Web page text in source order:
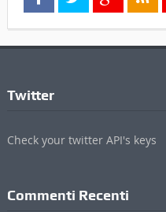
Twitter
Check your twitter API's keys
Commenti Recenti